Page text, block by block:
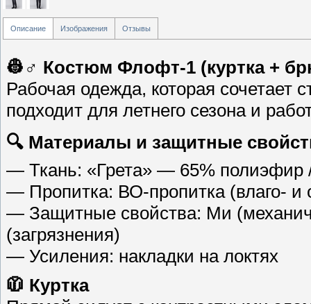
Описание Изображения Отзывы
👷♂️ Костюм Флофт-1 (куртка +
Рабочая одежда, которая сочетает
подходит для летнего сезона и
🔍 Материалы и защитные
— Ткань: «Грета» — 65% полиэфир
— Пропитка: ВО-пропитка (влаго- и
— Защитные свойства: Ми
(загрязнения)
— Усиления: накладки на локтях
🧥 Куртка